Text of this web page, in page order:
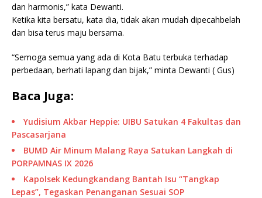
dan harmonis,” kata Dewanti.
Ketika kita bersatu, kata dia, tidak akan mudah dipecahbelah
dan bisa terus maju bersama.
“Semoga semua yang ada di Kota Batu terbuka terhadap
perbedaan, berhati lapang dan bijak,” minta Dewanti ( Gus)
Baca Juga:
Yudisium Akbar Heppie: UIBU Satukan 4 Fakultas dan
Pascasarjana
BUMD Air Minum Malang Raya Satukan Langkah di
PORPAMNAS IX 2026
Kapolsek Kedungkandang Bantah Isu “Tangkap
Lepas”, Tegaskan Penanganan Sesuai SOP